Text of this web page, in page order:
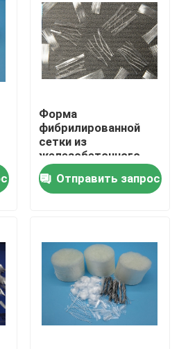
Форма
фибрилированной
сетки из
железобетонного
арматуры
Отправить запрос